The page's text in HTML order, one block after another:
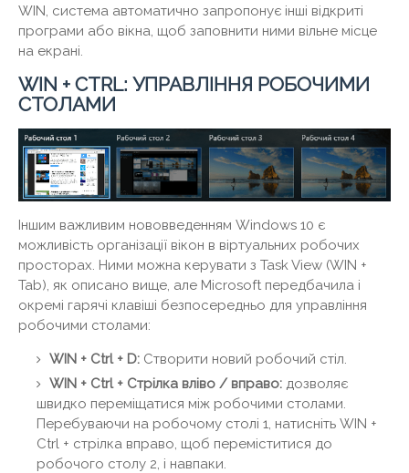
WIN, система автоматично запропонує інші відкриті
програми або вікна, щоб заповнити ними вільне місце
на екрані.
WIN + CTRL: УПРАВЛІННЯ РОБОЧИМИ
СТОЛАМИ
Іншим важливим нововведенням Windows 10 є
можливість організації вікон в віртуальних робочих
просторах. Ними можна керувати з Task View (WIN +
Tab), як описано вище, але Microsoft передбачила і
окремі гарячі клавіші безпосередньо для управління
робочими столами:
WIN + Ctrl + D: Створити новий робочий стіл.
WIN + Ctrl + Стрілка вліво / вправо: дозволяє
швидко переміщатися між робочими столами.
Перебуваючи на робочому столі 1, натисніть WIN +
Ctrl + стрілка вправо, щоб переміститися до
робочого столу 2, і навпаки.